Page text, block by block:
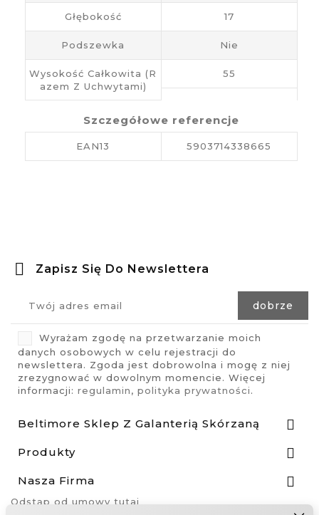
Głębokość 17
Podszewka Nie
Wysokość Całkowita (r
Azem Z Uchwytami)
55
Szczegółowe referencje
EAN13 5903714338665
Zapisz Się Do Newslettera
Wyrażam zgodę na przetwarzanie moich
danych osobowych w celu rejestracji do
newslettera. Zgoda jest dobrowolna i mogę z niej
zrezygnować w dowolnym momencie. Więcej
informacji: regulamin, polityka prywatności.
Beltimore Sklep Z Galanterią Skórzaną 
Produkty 
Nasza Firma 
Odstąp od umowy tutaj